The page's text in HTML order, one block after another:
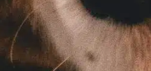
Find out more
ayuda al medio ambiente , beneficios
beneficios para la salud, ciclo térmico , ciclos
decisiones informadas, la experiencia del